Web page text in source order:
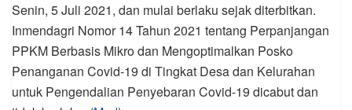
Senin, 5 Juli 2021, dan mulai berlaku sejak diterbitkan.
Inmendagri Nomor 14 Tahun 2021 tentang Perpanjangan
PPKM Berbasis Mikro dan Mengoptimalkan Posko
Penanganan Covid-19 di Tingkat Desa dan Kelurahan
untuk Pengendalian Penyebaran Covid-19 dicabut dan